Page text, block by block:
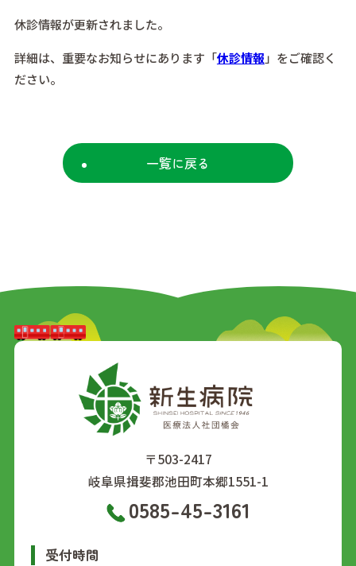
休診情報が更新されました。
詳細は、重要なお知らせにあります「休診情報」をご確認く
ださい。
一覧に戻る
〒503-2417
岐阜県揖斐郡池田町本郷1551-1
0585-45-3161
受付時間